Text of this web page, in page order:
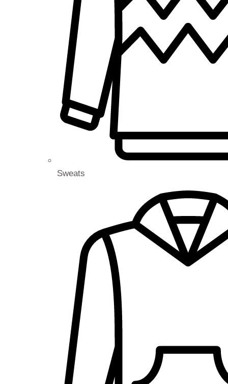
Sweats